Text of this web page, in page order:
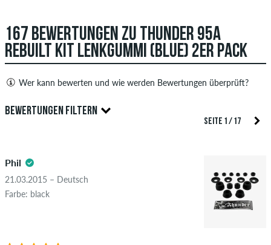
167 BEWERTUNGEN ZU THUNDER 95A
REBUILT KIT LENKGUMMI (BLUE) 2ER PACK
Wer kann bewerten und wie werden Bewertungen überprüft?
Nur Personen mit einem skatedeluxe Kundenkonto können
Bewertungen abgeben. Diese werden erst nach unserer
beleidigenden oder obszönen Inhalten sowie Bewertungen,
die geltendes Recht oder Urheberrechte verletzen oder Spam
und Fremdwerbung enthalten, werden nicht veröffentlicht.
Die Sternebewertung des Artikels ist der Durchschnitt aller
BEWERTUNGEN FILTERN
5.0
SEITE 1 / 17
Phil
21.03.2015 – Deutsch
Farbe: black